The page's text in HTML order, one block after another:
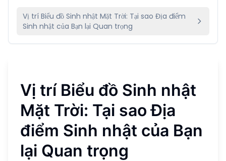
Vị trí Biểu đồ Sinh nhật Mặt Trời: Tại sao Địa điểm
Sinh nhật của Bạn lại Quan trọng
Vị trí Biểu đồ Sinh nhật
Mặt Trời: Tại sao Địa
điểm Sinh nhật của Bạn
lại Quan trọng